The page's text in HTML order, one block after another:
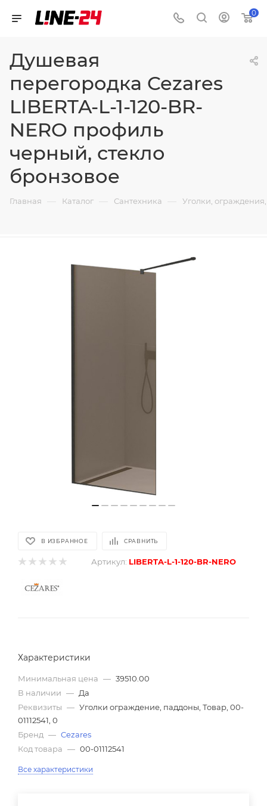
0
Душевая
перегородка Cezares
LIBERTA-L-1-120-BR-
NERO профиль
черный, стекло
бронзовое
Главная — Каталог — Сантехника — Уголки,
В ИЗБРАННОЕ СРАВНИТЬ
Артикул: LIBERTA-L-1-120-BR-NERO
Характеристики
Минимальная цена — 39510.00
В наличии — Да
Реквизиты — Уголки ограждение, паддоны, Товар, 00-
01112541, 0
Бренд — Cezares
Код товара — 00-01112541
Все характеристики